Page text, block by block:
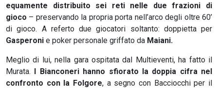
equamente distribuito sei reti nelle due frazioni di
gioco – preservando la propria porta nell’arco degli oltre 60’
di gioco. A referto due giocatori soltanto: doppietta per
Gasperoni e poker personale griffato da Maiani.
Meglio di lui, nella gara ospitata dal Multieventi, ha fatto il
Murata. I Bianconeri hanno sfiorato la doppia cifra nel
confronto con la Folgore, a segno con Bacciocchi per il